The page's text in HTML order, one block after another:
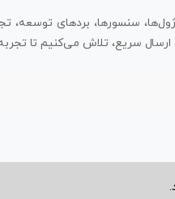
سنسورها، بردهای
سریع، تلاش می‌کنیم تا